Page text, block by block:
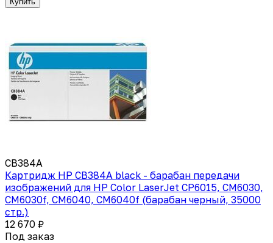
CB384A
Картридж HP CB384A black - барабан передачи
изображений для HP Color LaserJet CP6015, CM6030,
CM6030f, CM6040, CM6040f (барабан черный, 35000
стр.)
12 670 ₽
Под заказ